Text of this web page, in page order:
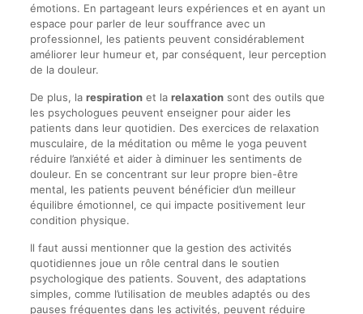
émotions. En partageant leurs expériences et en ayant un
espace pour parler de leur souffrance avec un
professionnel, les patients peuvent considérablement
améliorer leur humeur et, par conséquent, leur perception
de la douleur.
De plus, la respirationet la relaxationsont des outils que
les psychologues peuvent enseigner pour aider les
patients dans leur quotidien. Des exercices de relaxation
musculaire, de la méditation ou même le yoga peuvent
réduire l’anxiété et aider à diminuer les sentiments de
douleur. En se concentrant sur leur propre bien-être
mental, les patients peuvent bénéficier d’un meilleur
équilibre émotionnel, ce qui impacte positivement leur
condition physique.
Il faut aussi mentionner que la gestion des activités
quotidiennes joue un rôle central dans le soutien
psychologique des patients. Souvent, des adaptations
simples, comme l’utilisation de meubles adaptés ou des
pauses fréquentes dans les activités, peuvent réduire